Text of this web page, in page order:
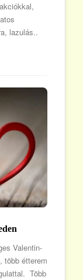
lazulás..
Valentin-
több étterem
Több